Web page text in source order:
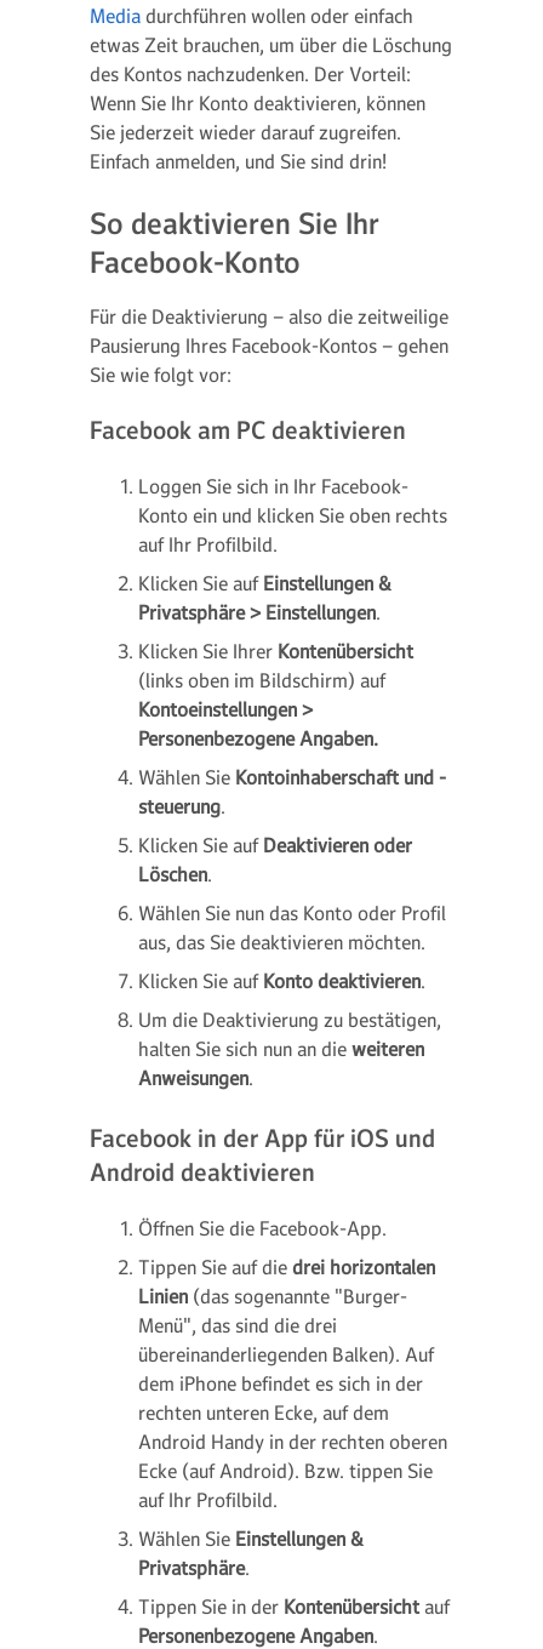
Media durchführen wollen oder einfach
etwas Zeit brauchen, um über die Löschung
des Kontos nachzudenken. Der Vorteil:
Wenn Sie Ihr Konto deaktivieren, können
Sie jederzeit wieder darauf zugreifen.
Einfach anmelden, und Sie sind drin!
So deaktivieren Sie Ihr
Facebook-Konto
Für die Deaktivierung – also die zeitweilige
Pausierung Ihres Facebook-Kontos – gehen
Sie wie folgt vor:
Facebook am PC deaktivieren
Loggen Sie sich in Ihr Facebook-
Konto ein und klicken Sie oben rechts
auf Ihr Profilbild.
Klicken Sie auf Einstellungen &
Privatsphäre > Einstellungen.
Klicken Sie Ihrer Kontenübersicht
(links oben im Bildschirm) auf
Kontoeinstellungen >
Personenbezogene Angaben.
Wählen Sie Kontoinhaberschaft und -
steuerung.
Klicken Sie auf Deaktivieren oder
Löschen.
Wählen Sie nun das Konto oder Profil
aus, das Sie deaktivieren möchten.
Klicken Sie auf Konto deaktivieren.
Um die Deaktivierung zu bestätigen,
halten Sie sich nun an die weiteren
Anweisungen.
Facebook in der App für iOS und
Android deaktivieren
Öffnen Sie die Facebook-App.
Tippen Sie auf die drei horizontalen
Linien (das sogenannte "Burger-
Menü", das sind die drei
übereinanderliegenden Balken). Auf
dem iPhone befindet es sich in der
rechten unteren Ecke, auf dem
Android Handy in der rechten oberen
Ecke (auf Android). Bzw. tippen Sie
auf Ihr Profilbild.
Wählen Sie Einstellungen &
Privatsphäre.
Tippen Sie in der Kontenübersicht auf
Personenbezogene Angaben.